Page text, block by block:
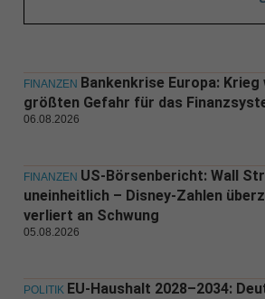
FINANZEN Bankenkrise Europa: Krieg
größten Gefahr für das
06.08.2026
FINANZEN US-Börsenbericht: Wall
uneinheitlich – Disney-Zahlen
verliert an Schwung
05.08.2026
POLITIK EU-Haushalt 2028–2034: